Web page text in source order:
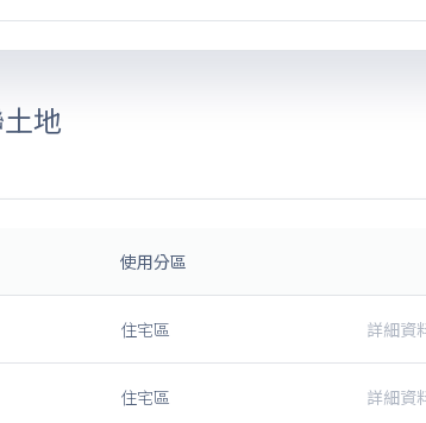
地
使用分區
住宅區 詳細資
住宅區 詳細資